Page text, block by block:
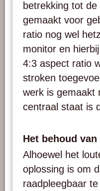
betrekking tot
gemaakt voor
ratio nog wel
monitor en
4:3 aspect ratio
stroken
werk is gemaakt
centraal staat is
Het behoud
Alhoewel het
oplossing is om
raadpleegbaar